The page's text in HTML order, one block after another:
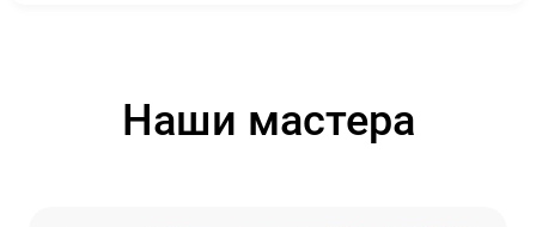
Наши мастера